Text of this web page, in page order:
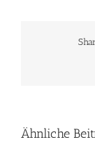
Ähnliche